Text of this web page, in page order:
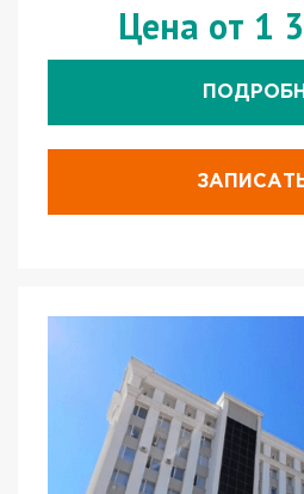
Цена от 1